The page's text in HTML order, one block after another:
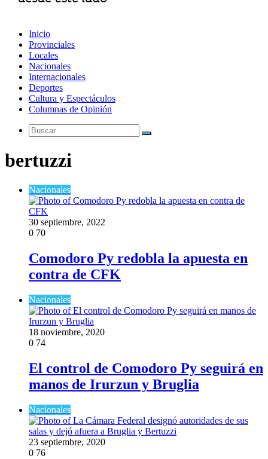
Inicio
Provinciales
Locales
Nacionales
Internacionales
Deportes
Cultura y Espectáculos
Columnas de Opinión
Buscar
bertuzzi
Nacionales
30 septiembre, 2022
0 70
Comodoro Py redobla la apuesta en
contra de CFK
Nacionales
18 noviembre, 2020
0 74
El control de Comodoro Py seguirá en
manos de Irurzun y Bruglia
Nacionales
23 septiembre, 2020
0 76